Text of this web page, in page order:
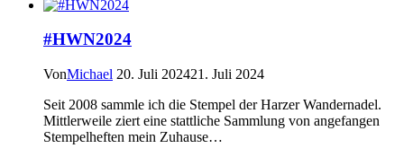
Internet:
6
#HWN2024
VonMichael 20. Juli 202421. Juli 2024
Seit 2008 sammle ich die Stempel der Harzer Wandernadel.
Mittlerweile ziert eine stattliche Sammlung von angefangen
Stempelheften mein Zuhause…